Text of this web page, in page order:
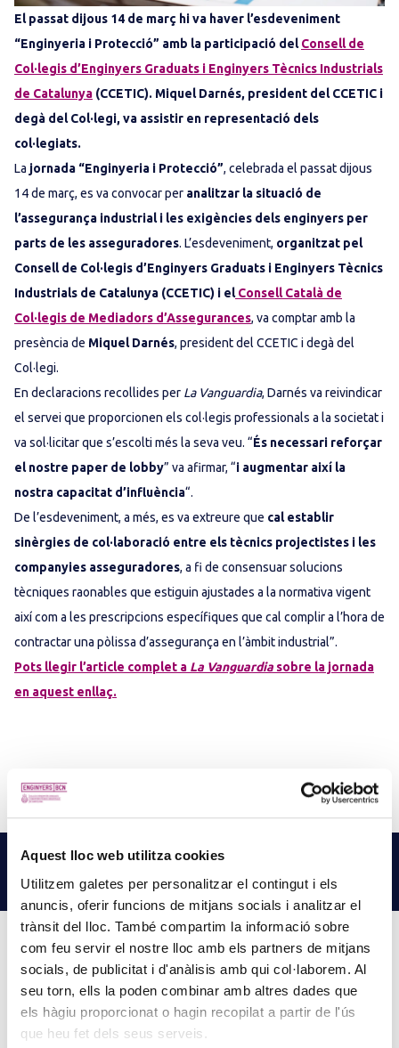
Aquest lloc web utilitza cookies
Utilitzem galetes per personalitzar el contingut i els
anuncis, oferir funcions de mitjans socials i analitzar el
trànsit del lloc. També compartim la informació sobre
com feu servir el nostre lloc amb els partners de mitjans
socials, de publicitat i d'anàlisis amb qui col·laborem. Al
seu torn, ells la poden combinar amb altres dades que
els hàgiu proporcionat o hagin recopilat a partir de l'ús
que heu fet dels seus serveis.
El passat dijous 14 de març hi va haver l’esdeveniment
“Enginyeria i Protecció” amb la participació delConsell de
Col·legis d’Enginyers Graduats i Enginyers Tècnics Industrials
de Catalunya (CCETIC). Miquel Darnés, president del CCETIC i
degà del Col·legi, va assistir en representació dels
col·legiats.
La jornada “Enginyeria i Protecció”, celebrada el passat dijous
14 de març, es va convocar per analitzar la situació de
l’assegurança industrial i les exigències dels enginyers per
parts de les asseguradores. L’esdeveniment, organitzat pel
Consell de Col·legis d’Enginyers Graduats i Enginyers Tècnics
Industrials de Catalunya (CCETIC) i elConsell Català de
Col·legis de Mediadors d’Assegurances, va comptar amb la
presència de Miquel Darnés, president del CCETIC i degà del
Col·legi.
En declaracions recollides per La Vanguardia, Darnés va reivindicar
el servei que proporcionen els col·legis professionals a la societat i
va sol·licitar que s’escolti més la seva veu. “És necessari reforçar
el nostre paper de lobby” va afirmar, “i augmentar així la
nostra capacitat d’influència“.
De l’esdeveniment, a més, es va extreure que cal establir
sinèrgies de col·laboració entre els tècnics projectistes i les
companyies asseguradores, a fi de consensuar solucions
tècniques raonables que estiguin ajustades a la normativa vigent
així com a les prescripcions específiques que cal complir a l’hora de
contractar una pòlissa d’assegurança en l’àmbit industrial”.
Pots llegir l’article complet a La Vanguardia sobre la jornada
en aquest enllaç.
NOTÍCIESRELACIONADES
LLEGEIX MÉS NOTÍCIES →
PINZELLS A PUNT? PARTICIPA AL CONCURS DE
PINTURA DEL COL·LEGI
5 d'agost de 2026